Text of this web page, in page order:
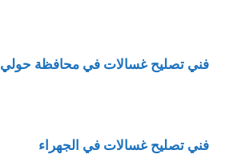
فني تصليح غسالات في محافظة حولي
فني تصليح غسالات في الجهراء